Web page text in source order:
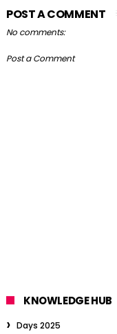
POST A COMMENT
No comments:
Post a Comment
KNOWLEDGE HUB
Days 2025